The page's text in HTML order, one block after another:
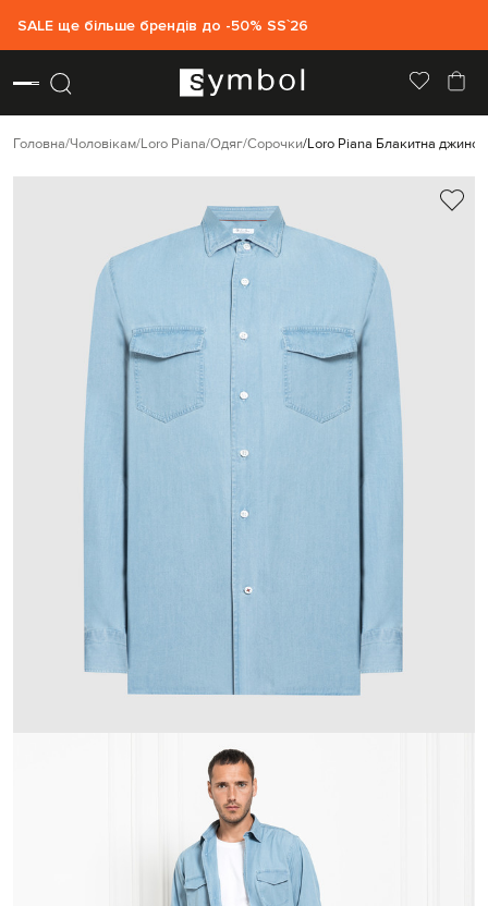
SALE ще більше брендів до -50% SS`26
Головна Чоловікам Loro Piana Одяг Сорочки Loro Piana Блакитна